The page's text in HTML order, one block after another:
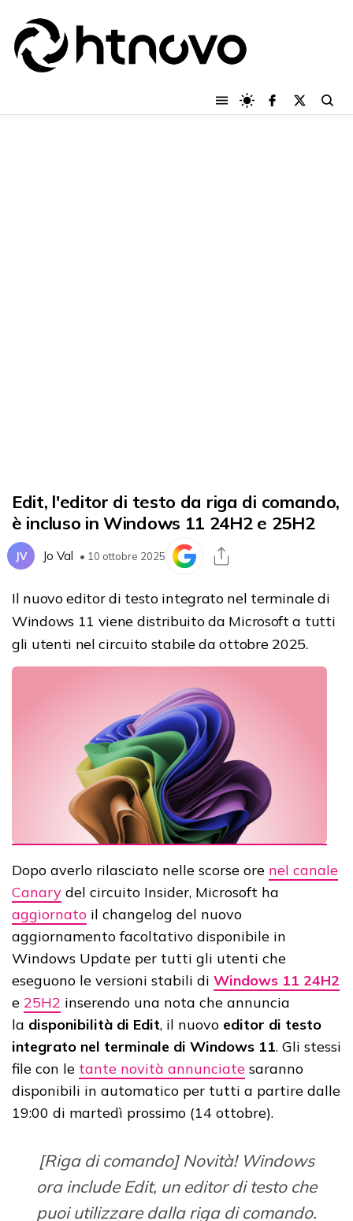
Edit, l'editor di testo da riga di comando,
è incluso in Windows 11 24H2 e 25H2
JV Jo Val • 10 ottobre 2025
Il nuovo editor di testo integrato nel terminale di
Windows 11 viene distribuito da Microsoft a tutti
gli utenti nel circuito stabile da ottobre 2025.
Dopo averlo rilasciato nelle scorse ore nel canale
Canary del circuito Insider, Microsoft ha
aggiornato il changelog del nuovo
aggiornamento facoltativo disponibile in
Windows Update per tutti gli utenti che
eseguono le versioni stabili di Windows 11 24H2
e 25H2 inserendo una nota che annuncia
la disponibilità di Edit, il nuovo editor di testo
integrato nel terminale di Windows 11. Gli stessi
file con le tante novità annunciate saranno
disponibili in automatico per tutti a partire dalle
19:00 di martedì prossimo (14 ottobre).
[Riga di comando] Novità! Windows
ora include Edit, un editor di testo che
puoi utilizzare dalla riga di comando.